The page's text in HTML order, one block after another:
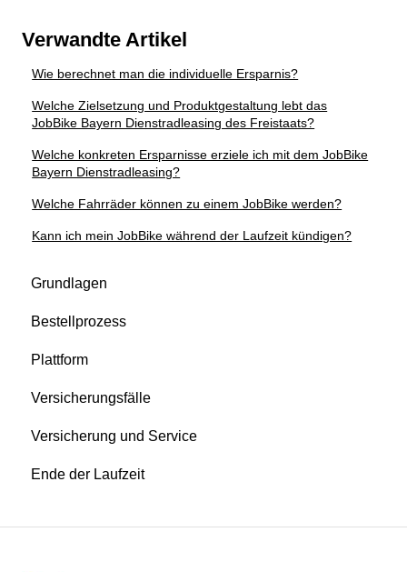
Verwandte Artikel
Wie berechnet man die individuelle Ersparnis?
Welche Zielsetzung und Produktgestaltung lebt das
JobBike Bayern Dienstradleasing des Freistaats?
Welche konkreten Ersparnisse erziele ich mit dem JobBike
Bayern Dienstradleasing?
Welche Fahrräder können zu einem JobBike werden?
Kann ich mein JobBike während der Laufzeit kündigen?
Grundlagen
Bestellprozess
Plattform
Versicherungsfälle
Versicherung und Service
Ende der Laufzeit